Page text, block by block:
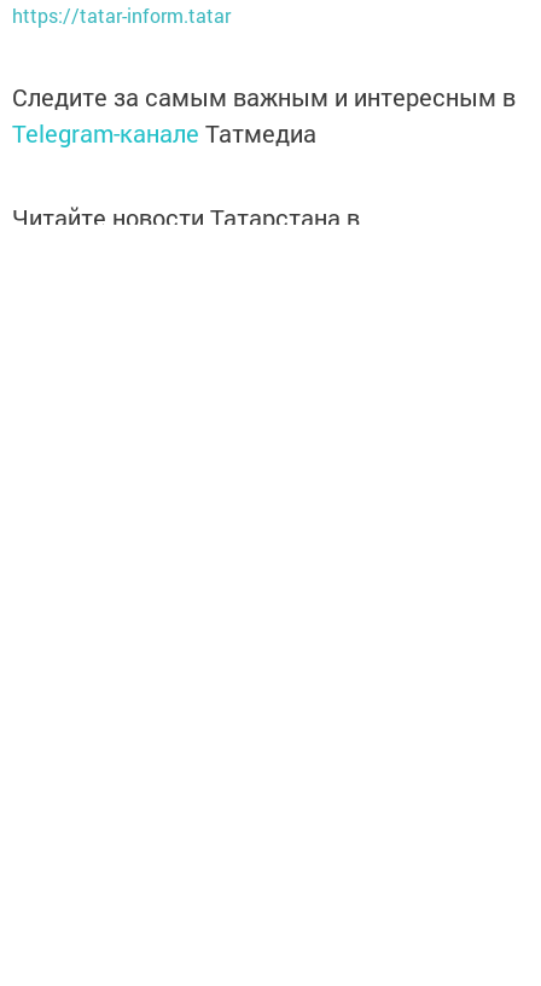
https://tatar-inform.tatar
Следите за самым важным и интересным в
Telegram-канале Татмедиа
Читайте новости Татарстана в